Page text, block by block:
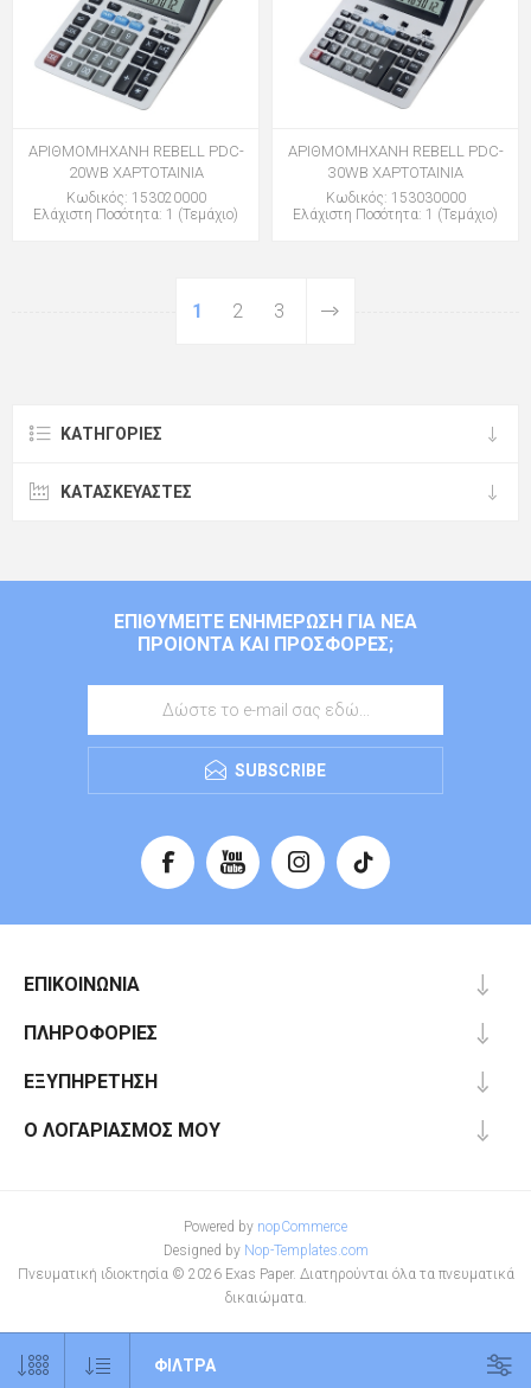
ΦΊΛΤΡΑ
ΑΡΙΘΜΟΜΗΧΑΝΗ REBELL PDC-
20WB ΧΑΡΤΟΤΑΙΝΙΑ
Κωδικός: 153020000
Ελάχιστη Ποσότητα: 1 (Τεμάχιο)
ΑΡΙΘΜΟΜΗΧΑΝΗ REBELL PDC-
30WB ΧΑΡΤΟΤΑΙΝΙΑ
Κωδικός: 153030000
Ελάχιστη Ποσότητα: 1 (Τεμάχιο)
1 2 3
ΚΑΤΗΓΟΡΊΕΣ
ΚΑΤΑΣΚΕΥΑΣΤΈΣ
ΕΠΙΘΥΜΕΊΤΕ ΕΝΗΜΈΡΩΣΗ ΓΙΑ ΝΈΑ
ΠΡΟΙΌΝΤΑ ΚΑΙ ΠΡΟΣΦΟΡΈΣ;
SUBSCRIBE
ΕΠΙΚΟΙΝΩΝΊΑ
ΠΛΗΡΟΦΟΡΊΕΣ
ΕΞΥΠΗΡΈΤΗΣΗ
Ο ΛΟΓΑΡΙΑΣΜΌΣ ΜΟΥ
Powered by nopCommerce
Designed by Nop-Templates.com
Πνευματική ιδιοκτησία © 2026 Exas Paper. Διατηρούνται όλα τα πνευματικά
δικαιώματα.